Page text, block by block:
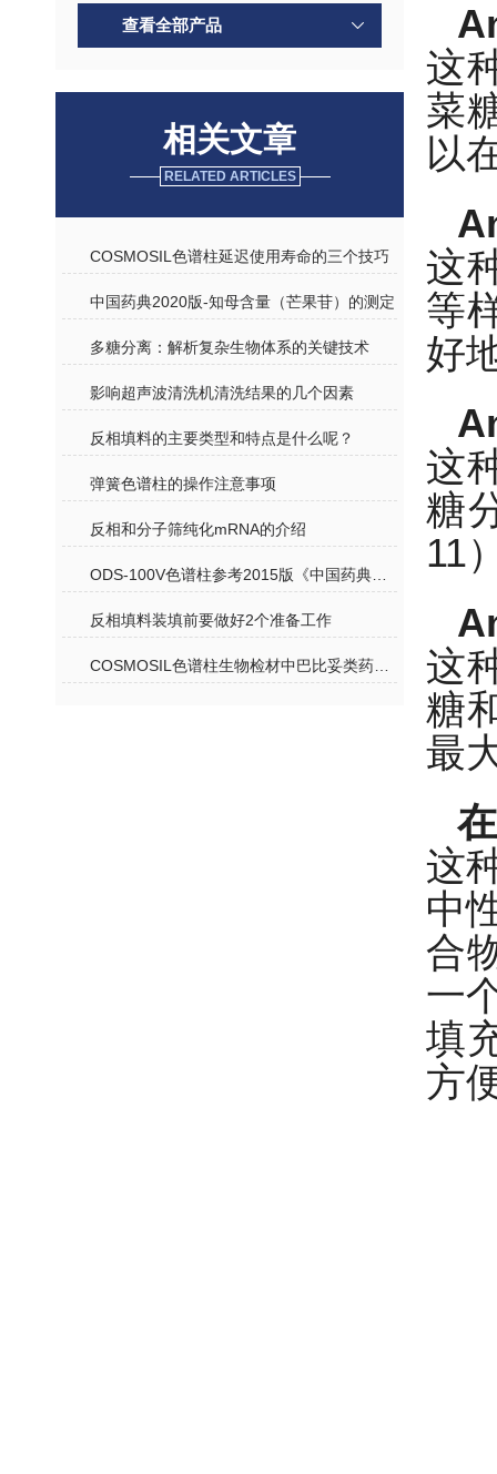
查看全部产品
相关文章
RELATED ARTICLES
COSMOSIL色谱柱延迟使用寿命的三个技巧
中国药典2020版-知母含量（芒果苷）的测定
多糖分离：解析复杂生物体系的关键技术
影响超声波清洗机清洗结果的几个因素
反相填料的主要类型和特点是什么呢？
弹簧色谱柱的操作注意事项
反相和分子筛纯化mRNA的介绍
反相填料装填前要做好2个准备工作
这
菜
以
这
等
好
这
糖
11
这
糖
最
这
中
合
一
填
方